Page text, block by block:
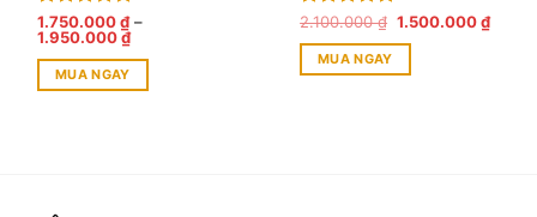
trang
sản
phẩm
Được xếp
hạng5.00
5 sao
1.750.000₫ –
1.950.000₫Khoảng
giá:
từ
MUA NGAY
Được xếp
hạng5.00
5 sao
2.100.000₫ Giá
là:
1.500.000₫Giá
hiện
MUA NGAY